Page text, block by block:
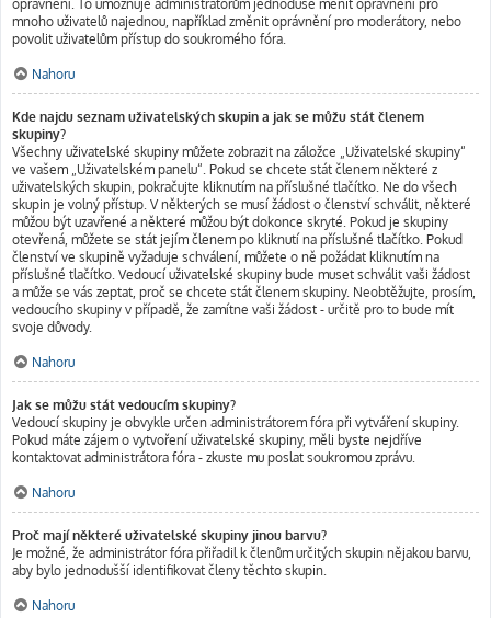
oprávnění. To umožňuje administrátorům jednoduše měnit oprávnění pro
mnoho uživatelů najednou, například změnit oprávnění pro moderátory, nebo
povolit uživatelům přístup do soukromého fóra.
Nahoru
Kde najdu seznam uživatelských skupin a jak se můžu stát členem
skupiny?
Všechny uživatelské skupiny můžete zobrazit na záložce „Uživatelské skupiny“
ve vašem „Uživatelském panelu“. Pokud se chcete stát členem některé z
uživatelských skupin, pokračujte kliknutím na příslušné tlačítko. Ne do všech
skupin je volný přístup. V některých se musí žádost o členství schválit, některé
můžou být uzavřené a některé můžou být dokonce skryté. Pokud je skupiny
otevřená, můžete se stát jejím členem po kliknutí na příslušné tlačítko. Pokud
členství ve skupině vyžaduje schválení, můžete o ně požádat kliknutím na
příslušné tlačítko. Vedoucí uživatelské skupiny bude muset schválit vaši žádost
a může se vás zeptat, proč se chcete stát členem skupiny. Neobtěžujte, prosím,
vedoucího skupiny v případě, že zamítne vaši žádost - určitě pro to bude mít
svoje důvody.
Nahoru
Jak se můžu stát vedoucím skupiny?
Vedoucí skupiny je obvykle určen administrátorem fóra při vytváření skupiny.
Pokud máte zájem o vytvoření uživatelské skupiny, měli byste nejdříve
kontaktovat administrátora fóra - zkuste mu poslat soukromou zprávu.
Nahoru
Proč mají některé uživatelské skupiny jinou barvu?
Je možné, že administrátor fóra přiřadil k členům určitých skupin nějakou barvu,
aby bylo jednodušší identifikovat členy těchto skupin.
Nahoru